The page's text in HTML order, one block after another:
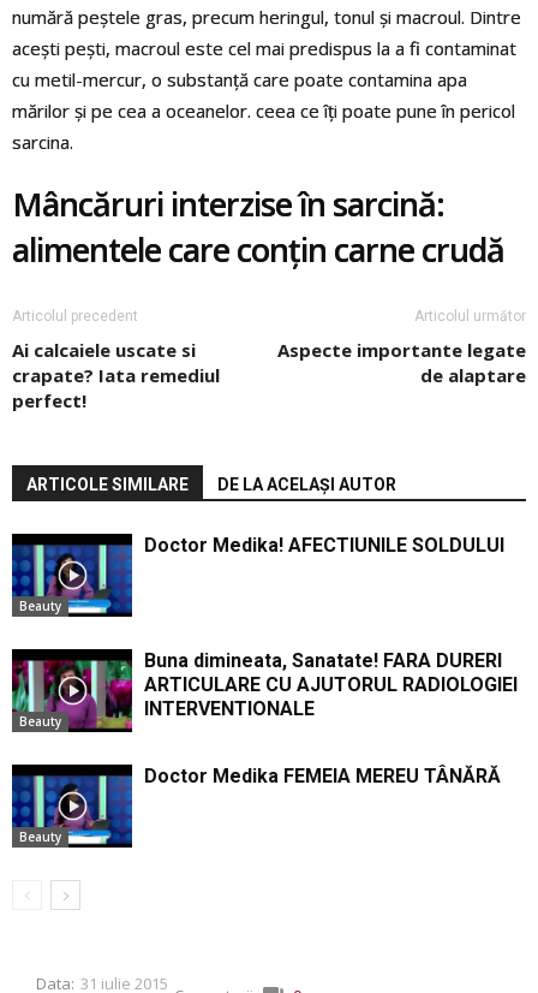
numără peștele gras, precum heringul, tonul și macroul. Dintre
acești pești, macroul este cel mai predispus la a fi contaminat
cu metil-mercur, o substanță care poate contamina apa
mărilor și pe cea a oceanelor. ceea ce îți poate pune în pericol
sarcina.
Mâncăruri interzise în sarcină:
alimentele care conțin carne crudă
Articolul precedent
Ai calcaiele uscate si
crapate? Iata remediul
perfect!
Articolul următor
Aspecte importante legate
de alaptare
ARTICOLE SIMILARE DE LA ACELAȘI AUTOR
Beauty
Doctor Medika! AFECTIUNILE SOLDULUI
Beauty
Buna dimineata, Sanatate! FARA DURERI
ARTICULARE CU AJUTORUL RADIOLOGIEI
INTERVENTIONALE
Beauty
Doctor Medika FEMEIA MEREU TÂNĂRĂ
Data: 31 iulie 2015